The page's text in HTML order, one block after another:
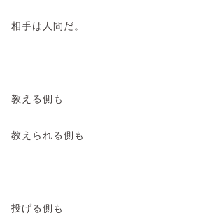
相手は人間だ。
教える側も
教えられる側も
投げる側も